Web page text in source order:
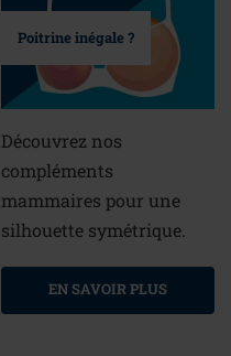
Poitrine inégale ?
Découvrez nos
compléments
mammaires pour une
silhouette symétrique.
EN SAVOIR PLUS